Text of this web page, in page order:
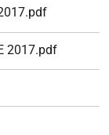
2017.pdf